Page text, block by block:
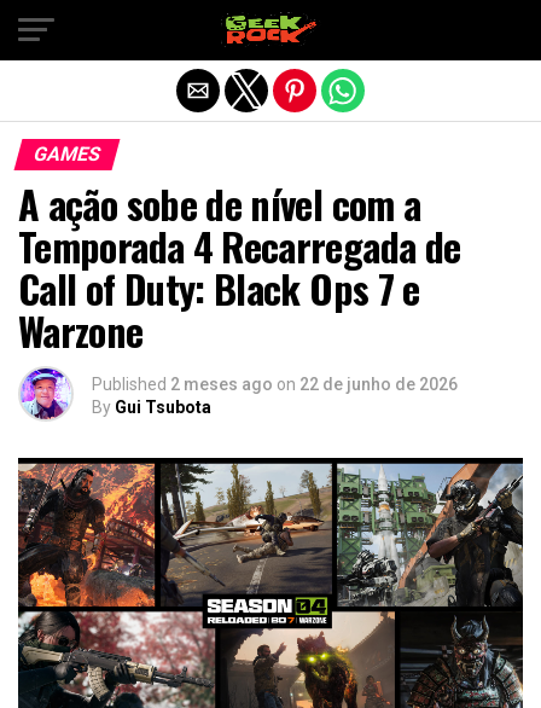
GAMES
A ação sobe de nível com a
Temporada 4 Recarregada de
Call of Duty: Black Ops 7 e
Warzone
Published 2 meses ago on 22 de junho de 2026
By Gui Tsubota
Sair da versão mobile